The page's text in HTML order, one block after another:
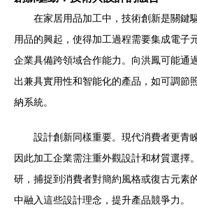
在家居用品加工中，技術創新是關鍵
用品的興起，使得加工過程需要集成電子
企業具備跨領域合作能力。向洪鳳可能通
出兼具實用性和智能化的產品，如可調節
納系統。
設計創新同樣重要。現代消費者更青
因此加工企業需注重外觀設計和材質選擇
研，捕捉到消費者對簡約風格或復古元素
中融入這些設計理念，提升產品競爭力。